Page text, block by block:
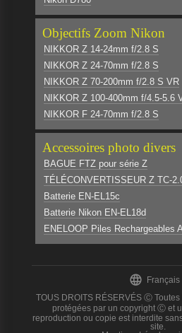
Objectifs Zoom Nikon
NIKKOR Z 14-24mm f/2.8 S
NIKKOR Z 24-70mm f/2.8 S
NIKKOR Z 70-200mm f/2.8 S VR
NIKKOR Z 100-400mm f/4.5-5.6
NIKKOR F 24-70mm f/2.8 S
Accessoires photo divers
BAGUE FTZ pour série Z
TÉLÉCONVERTISSEUR Z TC-
Batterie EN-EL15c
Batterie Nikon EN-EL18d
ENELOOP Piles Rechargeables
 Français
TOUS DROITS RÉSERVÉS Ⓒ
protégées par un copyright Ⓒ et
reproduction ou copie est interdite
site.